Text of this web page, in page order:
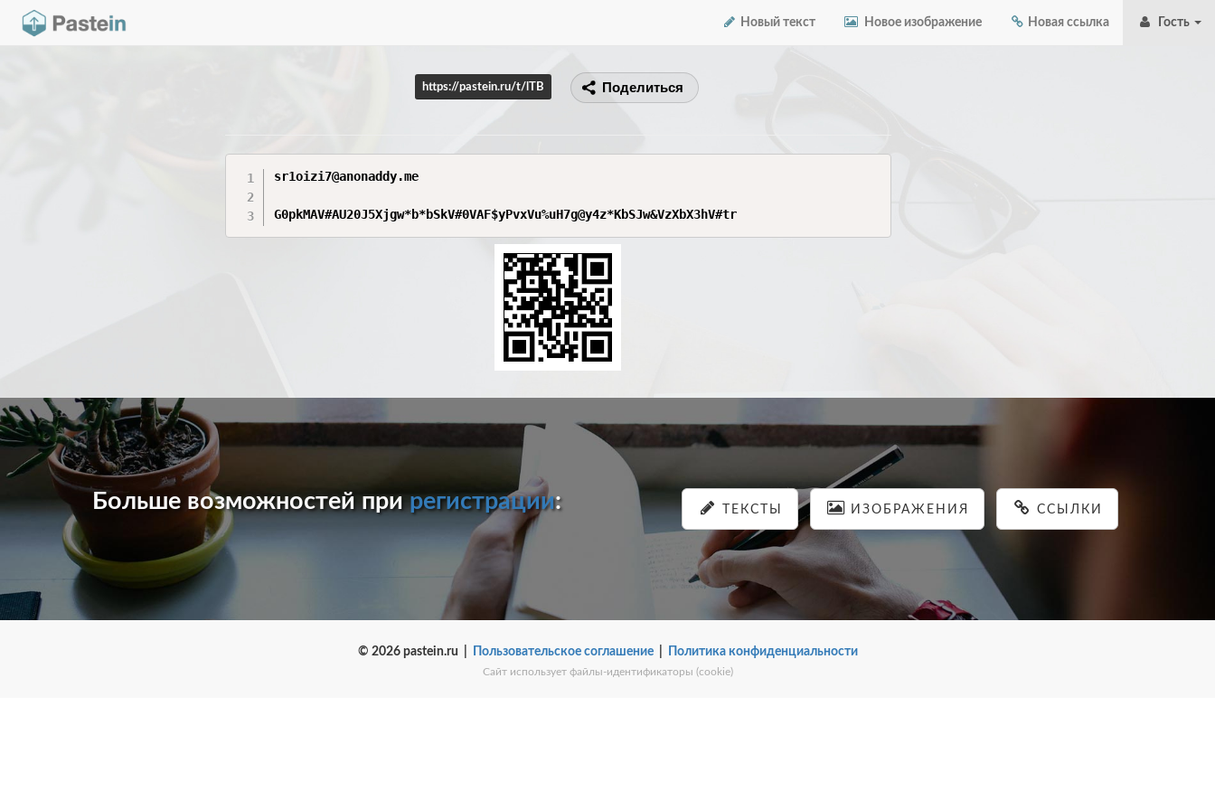
Новый текст Новое изображение Новая ссылка Гость
https://pastein.ru/t/lTB Поделиться
sr1oizi7@anonaddy.me
G0pkMAV#AU20J5Xjgw*b*bSkV#0VAF$yPvxVu%uH7g@y4z*KbSJw&VzXbX3hV#tr
Больше возможностей прирегистрации: ТЕКСТЫ ИЗОБРАЖЕНИЯ ССЫЛКИ
© 2026 pastein.ru | Пользовательское соглашение| Политика конфиденциальности
Сайт использует файлы-идентификаторы (cookie)